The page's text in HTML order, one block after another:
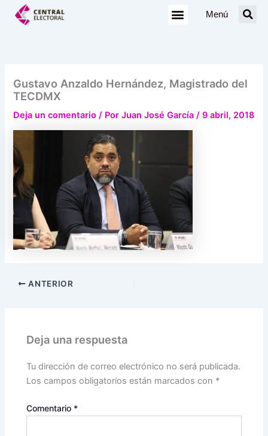
Menú
Gustavo Anzaldo Hernández, Magistrado del
TECDMX
Deja un comentario / PorJuan José García/9 abril, 2018
ANTERIOR
Deja una respuesta
Tu dirección de correo electrónico no será publicada.
Los campos obligatorios están marcados con *
Comentario *